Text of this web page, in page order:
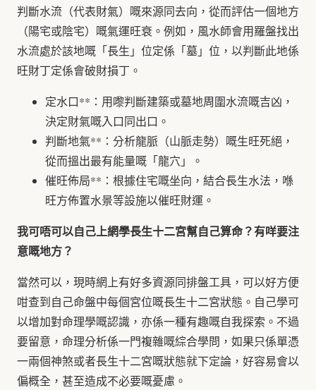
判斷水流（代表財氣）嘅來源同去向，從而評估一個地方
（陽宅或陰宅）嘅氣運旺衰。例如，風水師會用羅盤找出
水流處於該地嘅「長生」位定係「墓」位，以判斷此地係
旺財丁定係會破財損丁。
定水口**：用嚟判斷建築或墓地周圍水流嘅吉凶，
決定財氣嘅入口同出口。
判斷地氣**：分析龍脈（山脈走勢）嘅生旺死絕，
從而搵出最有能量嘅「龍穴」。
催旺佈局**：根據住宅嘅坐向，結合長生水法，喺
旺方佈置水景等設施以催旺財運。
我可唔可以自己上網學長生十二宮幫自己算命？有咩要注
意嘅地方？
當然可以，現時網上有好多資源同排盤工具，可以好方便
咁查到自己命盤中每個宮位嘅長生十二宮狀態。自己學可
以增加對命理學嘅認識，亦係一種有趣嘅自我探索。不過
要留意，命理分析係一門複雜嘅綜合學問，如果只係單憑
一兩個神煞或者長生十二宮嘅狀態就下定論，好容易會以
偏概全，甚至造成不必要嘅憂慮。